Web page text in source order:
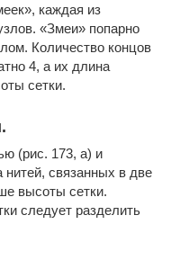
каждая из
«Змеи» попарно
Количество концов
4, а их длина
сетки.
(рис. 173, а) и
связанных в две
высоты сетки.
следует разделить